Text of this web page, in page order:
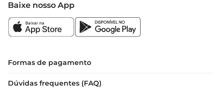
Baixe nosso App
Formas de pagamento
Dúvidas frequentes (FAQ)